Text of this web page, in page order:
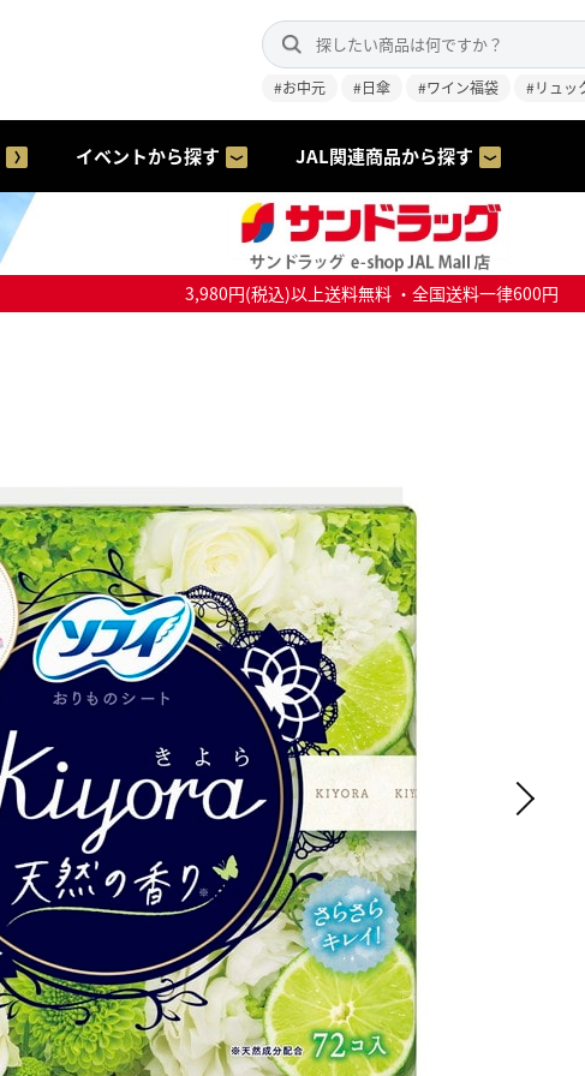
#お中元 #日傘 #ワイン福袋 #リュッ
イベントから探す JAL関連商品から探す
3,980円(税込)以上送料無料 ・全国送料一律600円